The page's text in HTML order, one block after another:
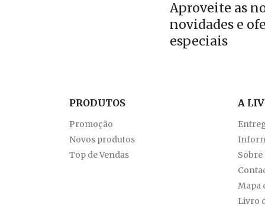
Aproveite as
novidades e
especiais
PRODUTOS
Promoção
Novos produtos
Top de Vendas
A
Sobre
Mapa
Livro